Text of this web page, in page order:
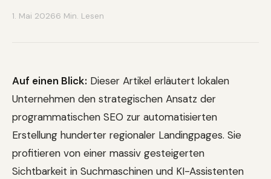
1. Mai 20266 Min. Lesen
Auf einen Blick: Dieser Artikel erläutert lokalen
Unternehmen den strategischen Ansatz der
programmatischen SEO zur automatisierten
Erstellung hunderter regionaler Landingpages. Sie
profitieren von einer massiv gesteigerten
Sichtbarkeit in Suchmaschinen und KI-Assistenten